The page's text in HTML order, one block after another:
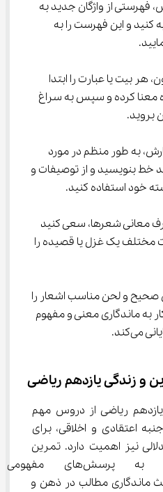
فهرستی از واژگان جدید به
آن‌ها تهیه کنید و این فهرست را به
متون، هر بیت یا عبارت را ابتدا
معنا کرده و سپس به سراغ
به طور منظم در مورد
بنویسید و از توصیفات و
خود استفاده کنید.
معانی شعرها، سعی کنید
مختلف یک غزل یا قصیده را
صحیح و لحن مناسب اشعار را
به ماندگاری معنی و مفهوم
می‌کند.
و زندگی یازدهم ریاضی
و زندگی ۲ پایه یازدهم ریاضی از دروس مهم
اعتقادی و اخلاقی، برای
نیز اهمیت دارد. تمرین
مداوم در پاسخ‌گویی به
ماندگاری مطالب در ذهن و